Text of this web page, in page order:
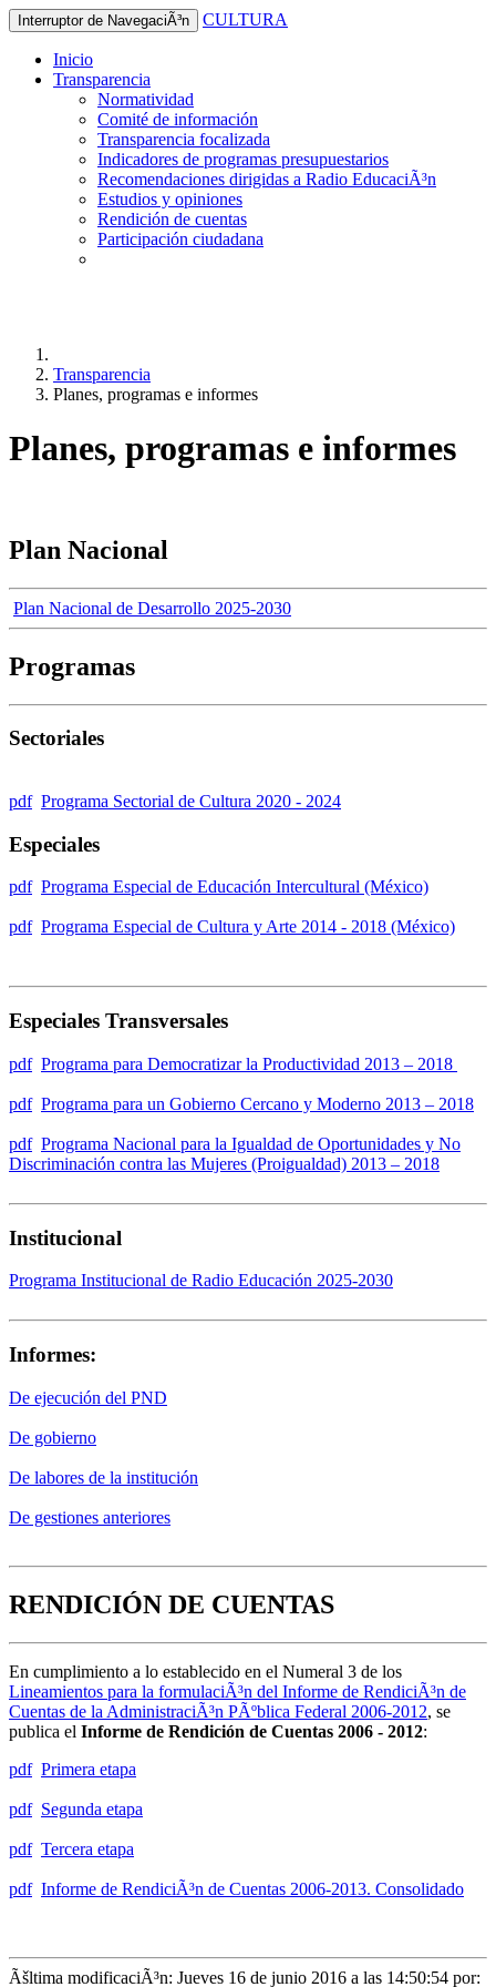
Interruptor de NavegaciÃ³n CULTURA
Inicio
Transparencia
Normatividad
Comité de información
Transparencia focalizada
Indicadores de programas presupuestarios
Recomendaciones dirigidas a Radio EducaciÃ³n
Estudios y opiniones
Rendición de cuentas
Participación ciudadana
Transparencia
Planes, programas e informes
Planes, programas e informes
Plan Nacional
Plan Nacional de Desarrollo 2025-2030
Programas
Sectoriales
pdf Programa Sectorial de Cultura 2020 - 2024
Especiales
pdf Programa Especial de Educación Intercultural (México)
pdf Programa Especial de Cultura y Arte 2014 - 2018 (México)
Especiales Transversales
pdf Programa para Democratizar la Productividad 2013 – 2018
pdf Programa para un Gobierno Cercano y Moderno 2013 – 2018
pdf Programa Nacional para la Igualdad de Oportunidades y No
Discriminación contra las Mujeres (Proigualdad) 2013 – 2018
Institucional
Programa Institucional de Radio Educación 2025-2030
Informes:
De ejecución del PND
De gobierno
De labores de la institución
De gestiones anteriores
RENDICIÓN DE CUENTAS
En cumplimiento a lo establecido en el Numeral 3 de los
Lineamientos para la formulaciÃ³n del Informe de RendiciÃ³n de
Cuentas de la AdministraciÃ³n PÃºblica Federal 2006-2012, se
publica el Informe de Rendición de Cuentas 2006 - 2012:
pdf Primera etapa
pdf Segunda etapa
pdf Tercera etapa
pdf Informe de RendiciÃ³n de Cuentas 2006-2013. Consolidado
Ãšltima modificaciÃ³n: Jueves 16 de junio 2016 a las 14:50:54 por: